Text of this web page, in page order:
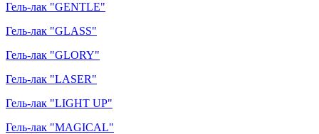
Гель-лак "GENTLE"
Гель-лак "GLASS"
Гель-лак "GLORY"
Гель-лак "LASER"
Гель-лак "LIGHT UP"
Гель-лак "MAGICAL"